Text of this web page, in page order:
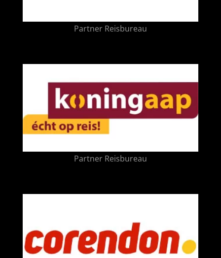
Partner Reisbureau
Partner Reisbureau